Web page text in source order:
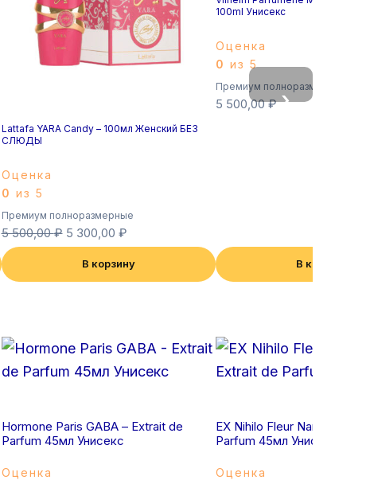
Премиум полноразмерные
Lattafa YARA Candy – 100мл Женский БЕЗ
СЛЮДЫ
Оценка
0 из 5
5 500,00₽ 5 300,00 ₽
В корзину
Премиум полноразмерные
100ml Унисекс
Оценка
0 из 5
5 500,00₽
В корзину
›
Hormone Paris GABA – Extrait de
Parfum 45мл Унисекс
Оценка
EX Nihilo Fleur Narcotique
Parfum 45мл Унисекс
Оценка